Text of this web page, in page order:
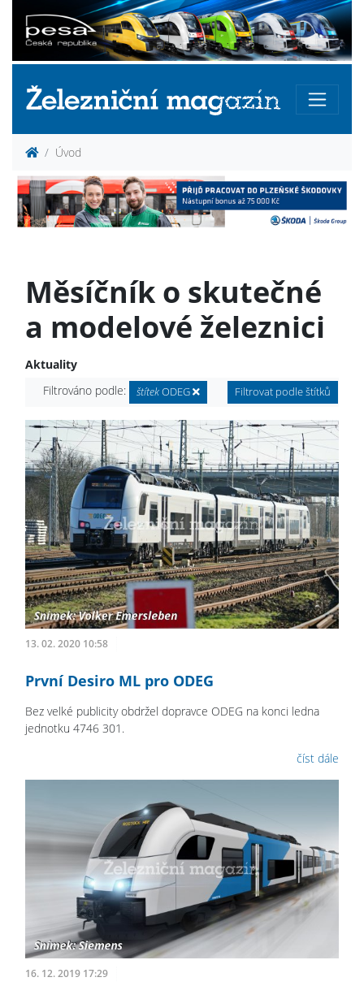
Úvod
Měsíčník o skutečné
a modelové železnici
Aktuality
Filtrováno podle:
štítekODEG Filtrovat podle štítků
13. 02. 2020 10:58
První Desiro ML pro ODEG
Bez velké publicity obdržel dopravce ODEG na konci ledna
jednotku 4746 301.
číst dále
16. 12. 2019 17:29